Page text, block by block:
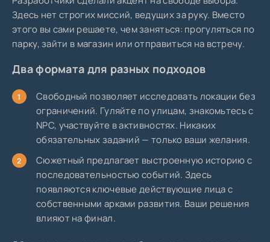
Здесь нет строгих миссий, ведущих за руку. Вместо
этого вы сами решаете, чем заняться: прогуляться по
парку, зайти в магазин или отправиться на встречу.
Два формата для разных подходов
Свободный позволяет исследовать локации без
ограничений. Гуляйте по улицам, знакомьтесь с
NPC, участвуйте в активностях. Никаких
обязательных заданий — только ваши желания.
Сюжетный предлагает выстроенную историю с
последовательностью событий. Здесь
появляются ключевые действующие лица с
собственными арками развития. Ваши решения
влияют на финал.